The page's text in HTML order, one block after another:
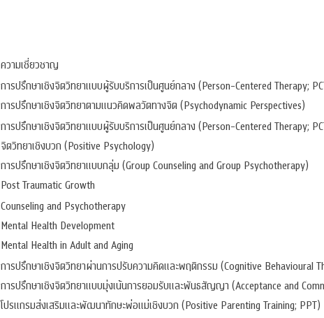
ความเชี่ยวชาญ
การปรึกษาเชิงจิตวิทยาแบบผู้รับบริการเป็นศูนย์กลาง (Person-Centered Therapy;
การปรึกษาเชิงจิตวิทยาตามแนวคิดพลวัตทางจิต (Psychodynamic Perspectives)
การปรึกษาเชิงจิตวิทยาแบบผู้รับบริการเป็นศูนย์กลาง (Person-Centered Therapy;
จิตวิทยาเชิงบวก (Positive Psychology)
การปรึกษาเชิงจิตวิทยาแบบกลุ่ม (Group Counseling and Group Psychotherapy)
Post Traumatic Growth
Counseling and Psychotherapy
Mental Health Development
Mental Health in Adult and Aging
การปรึกษาเชิงจิตวิทยาผ่านการปรับความคิดและพฤติกรรม (Cognitive Behavioural
การปรึกษาเชิงจิตวิทยาแบบมุ่งเน้นการยอมรับและพันธสัญญา (Acceptance and
โปรแกรมส่งเสริมและพัฒนาทักษะพ่อแม่เชิงบวก (Positive Parenting Training; PPT)